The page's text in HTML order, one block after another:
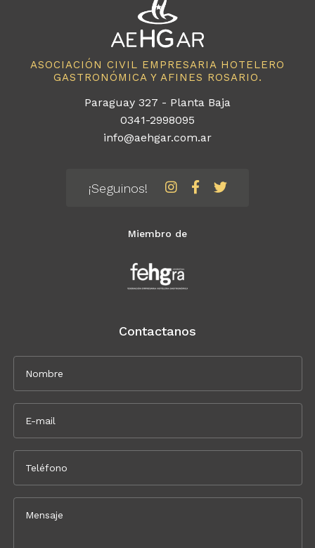
ASOCIACIÓN CIVIL EMPRESARIA HOTELERO
GASTRONÓMICA Y AFINES ROSARIO.
Paraguay 327 - Planta Baja
0341-2998095
info@aehgar.com.ar
¡Seguinos!
Miembro de
Contactanos